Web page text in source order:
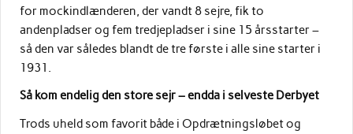
for mockindlænderen, der vandt 8 sejre, fik to
andenpladser og fem tredjepladser i sine 15 årsstarter –
så den var således blandt de tre første i alle sine starter i
1931.
Så kom endelig den store sejr – endda i selveste Derbyet
Trods uheld som favorit både i Opdrætningsløbet og